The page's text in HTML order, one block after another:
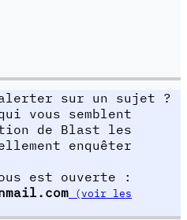
alerter sur un sujet ?
vous semblent
de Blast les
enquêter
est ouverte :
(voir les